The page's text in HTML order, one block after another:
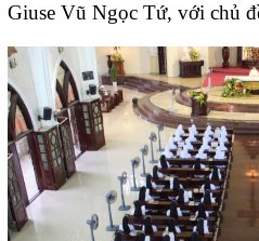
Giuse Vũ Ngọc Tứ, với chủ